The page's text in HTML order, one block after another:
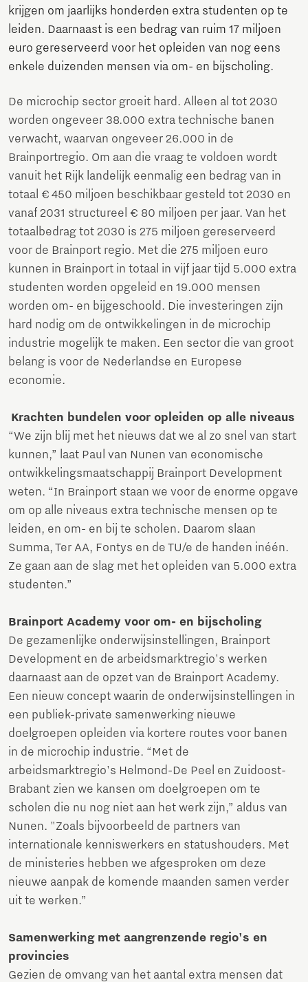
krijgen om jaarlijks honderden extra studenten op te
leiden. Daarnaast is een bedrag van ruim 17 miljoen
euro gereserveerd voor het opleiden van nog eens
enkele duizenden mensen via om- en bijscholing.
De microchip sector groeit hard. Alleen al tot 2030
worden ongeveer 38.000 extra technische banen
verwacht, waarvan ongeveer 26.000 in de
Brainportregio. Om aan die vraag te voldoen wordt
vanuit het Rijk landelijk eenmalig een bedrag van in
totaal € 450 miljoen beschikbaar gesteld tot 2030 en
vanaf 2031 structureel € 80 miljoen per jaar. Van het
totaalbedrag tot 2030 is 275 miljoen gereserveerd
voor de Brainport regio. Met die 275 miljoen euro
kunnen in Brainport in totaal in vijf jaar tijd 5.000 extra
studenten worden opgeleid en 19.000 mensen
worden om- en bijgeschoold. Die investeringen zijn
hard nodig om de ontwikkelingen in de microchip
industrie mogelijk te maken. Een sector die van groot
belang is voor de Nederlandse en Europese
economie.
Krachten bundelen voor opleiden op alle niveaus
“We zijn blij met het nieuws dat we al zo snel van start
kunnen,” laat Paul van Nunen van economische
ontwikkelingsmaatschappij Brainport Development
weten. “In Brainport staan we voor de enorme opgave
om op alle niveaus extra technische mensen op te
leiden, en om- en bij te scholen. Daarom slaan
Summa, Ter AA, Fontys en de TU/e de handen inéén.
Ze gaan aan de slag met het opleiden van 5.000 extra
studenten.”
Brainport Academy voor om- en bijscholing
De gezamenlijke onderwijsinstellingen, Brainport
Development en de arbeidsmarktregio's werken
daarnaast aan de opzet van de Brainport Academy.
Een nieuw concept waarin de onderwijsinstellingen in
een publiek-private samenwerking nieuwe
doelgroepen opleiden via kortere routes voor banen
in de microchip industrie. “Met de
arbeidsmarktregio's Helmond-De Peel en Zuidoost-
Brabant zien we kansen om doelgroepen om te
scholen die nu nog niet aan het werk zijn,” aldus van
Nunen. "Zoals bijvoorbeeld de partners van
internationale kenniswerkers en statushouders. Met
de ministeries hebben we afgesproken om deze
nieuwe aanpak de komende maanden samen verder
uit te werken.”
Samenwerking met aangrenzende regio's en
provincies
Gezien de omvang van het aantal extra mensen dat